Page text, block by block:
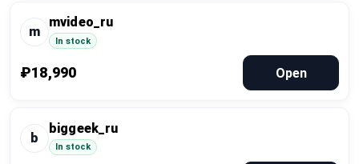
m
mvideo_ru
In stock
₽18,990 Open
b
biggeek_ru
In stock